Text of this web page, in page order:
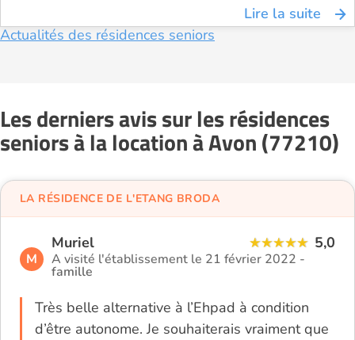
Lire la suite
Actualités des résidences seniors
Les derniers avis sur les résidences
seniors à la location à Avon (77210)
M
Muriel 5,0
A visité l'établissement le 21 février 2022 -
famille
Très belle alternative à l’Ehpad à condition
d’être autonome. Je souhaiterais vraiment que
LA RÉSIDENCE DE L'ETANG BRODA